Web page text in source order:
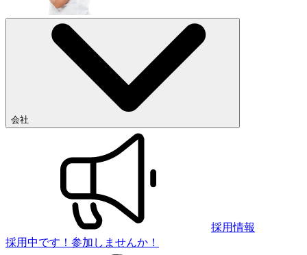
会社
採用情報
採用中です！参加しませんか！